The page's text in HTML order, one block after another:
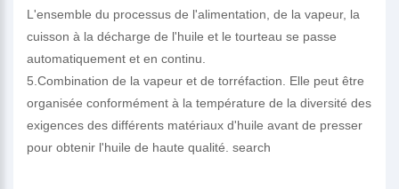
L'ensemble du processus de l'alimentation, de la vapeur, la
cuisson à la décharge de l'huile et le tourteau se passe
automatiquement et en continu.
5.Combination de la vapeur et de torréfaction. Elle peut être
organisée conformément à la température de la diversité des
exigences des différents matériaux d'huile avant de presser
pour obtenir l'huile de haute qualité. search